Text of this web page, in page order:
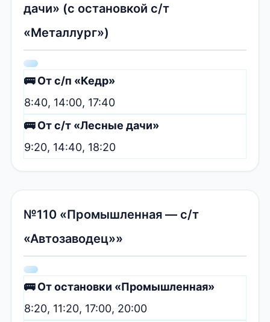
дачи» (с остановкой с/т
«Металлург»)
🚌 От с/п «Кедр»
8:40, 14:00, 17:40
🚌 От с/т «Лесные дачи»
9:20, 14:40, 18:20
№110 «Промышленная — с/т
«Автозаводец»»
🚌 От остановки «Промышленная»
8:20, 11:20, 17:00, 20:00